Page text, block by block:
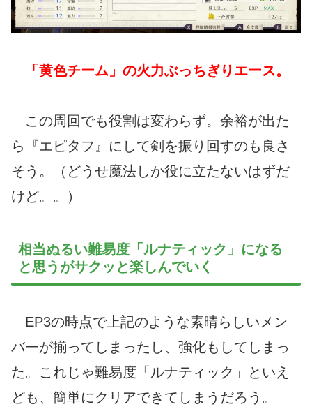
「黄色チーム」の火力ぶっちぎりエース。
この周回でも役割は変わらず。余裕が出た
ら『エピタフ』にして剣を振り回すのも良さ
そう。（どうせ魔法しか役に立たないはずだ
けど。。）
相当ぬるい難易度「ルナティック」になる
と思うがサクッと楽しんでいく
EP3の時点で上記のような素晴らしいメン
バーが揃ってしまったし、強化もしてしまっ
た。これじゃ難易度「ルナティック」といえ
ども、簡単にクリアできてしまうだろう。